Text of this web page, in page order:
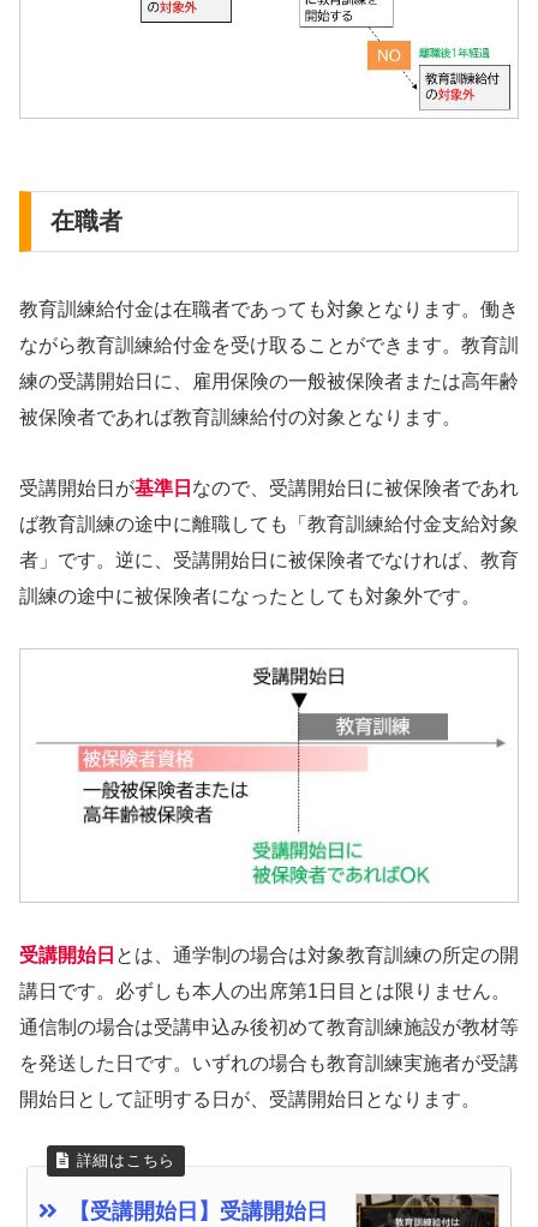
在職者
教育訓練給付金は在職者であっても対象となります。働き
ながら教育訓練給付金を受け取ることができます。教育訓
練の受講開始日に、雇用保険の一般被保険者または高年齢
被保険者であれば教育訓練給付の対象となります。
受講開始日が基準日 なので、受講開始日に被保険者であれ
ば教育訓練の途中に離職しても「教育訓練給付金支給対象
者」です。逆に、受講開始日に被保険者でなければ、教育
訓練の途中に被保険者になったとしても対象外です。
受講開始日 とは、通学制の場合は対象教育訓練の所定の開
講日です。必ずしも本人の出席第1日目とは限りません。
通信制の場合は受講申込み後初めて教育訓練施設が教材等
を発送した日です。いずれの場合も教育訓練実施者が受講
開始日として証明する日が、受講開始日となります。
【受講開始日】受講開始日